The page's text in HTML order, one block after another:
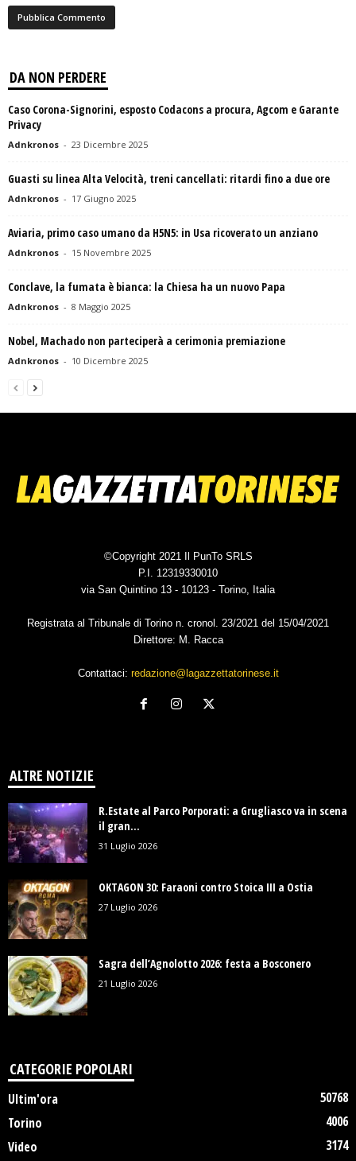
DA NON PERDERE
Caso Corona-Signorini, esposto Codacons a procura, Agcom e Garante
Privacy
Adnkronos - 23 Dicembre 2025
Guasti su linea Alta Velocità, treni cancellati: ritardi fino a due ore
Adnkronos - 17 Giugno 2025
Aviaria, primo caso umano da H5N5: in Usa ricoverato un anziano
Adnkronos - 15 Novembre 2025
Conclave, la fumata è bianca: la Chiesa ha un nuovo Papa
Adnkronos - 8 Maggio 2025
Nobel, Machado non parteciperà a cerimonia premiazione
Adnkronos - 10 Dicembre 2025
©Copyright 2021 Il PunTo SRLS
P.I. 12319330010
via San Quintino 13 - 10123 - Torino, Italia
Registrata al Tribunale di Torino n. cronol. 23/2021 del 15/04/2021
Direttore: M. Racca
Contattaci: redazione@lagazzettatorinese.it
ALTRE NOTIZIE
R.Estate al Parco Porporati: a Grugliasco va in scena
il gran...
31 Luglio 2026
OKTAGON 30: Faraoni contro Stoica III a Ostia
27 Luglio 2026
Sagra dell’Agnolotto 2026: festa a Bosconero
21 Luglio 2026
CATEGORIE POPOLARI
Ultim'ora
50768
Torino
4006
Video
3174